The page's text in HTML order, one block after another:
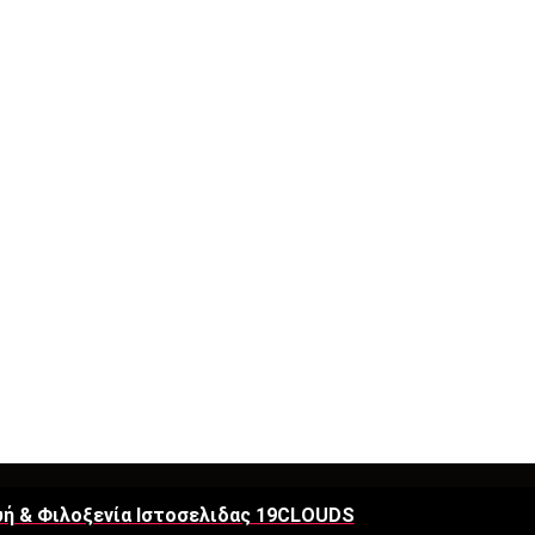
& Φιλοξενία Ιστοσελιδας 19CLOUDS